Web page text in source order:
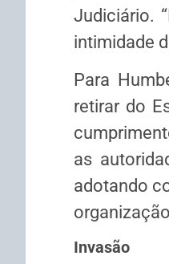
Judiciário.
intimidade
Para
retirar do
as
adotando
Invasão